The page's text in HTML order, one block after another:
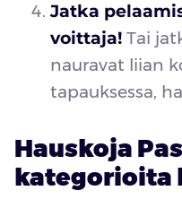
Jatka
voittaja! Tai
nauravat liian
tapauksessa,
Hauskoja
kategorioita